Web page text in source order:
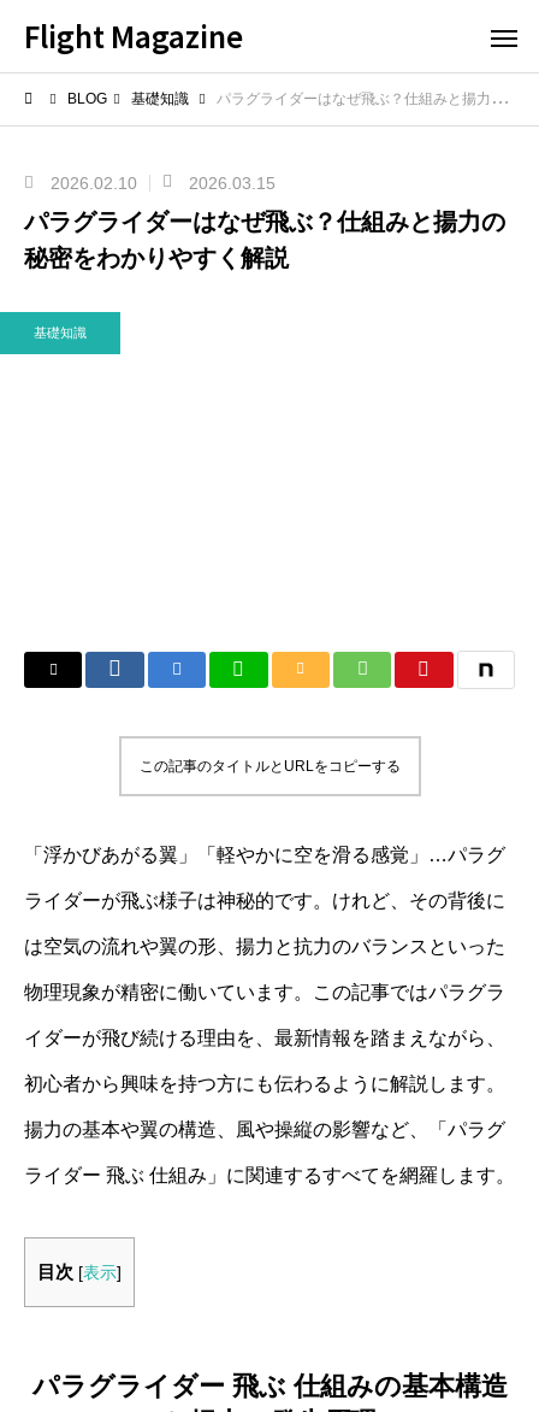
Flight Magazine
BLOG 基礎知識 パラグライダーはなぜ飛ぶ？仕組みと揚力の秘密をわかりやすく解説
2026.02.10 2026.03.15
パラグライダーはなぜ飛ぶ？仕組みと揚力の
秘密をわかりやすく解説
基礎知識
この記事のタイトルとURLをコピーする
「浮かびあがる翼」「軽やかに空を滑る感覚」…パラグ
ライダーが飛ぶ様子は神秘的です。けれど、その背後に
は空気の流れや翼の形、揚力と抗力のバランスといった
物理現象が精密に働いています。この記事ではパラグラ
イダーが飛び続ける理由を、最新情報を踏まえながら、
初心者から興味を持つ方にも伝わるように解説します。
揚力の基本や翼の構造、風や操縦の影響など、「パラグ
ライダー 飛ぶ 仕組み」に関連するすべてを網羅します。
目次 [表示]
パラグライダー 飛ぶ 仕組みの基本構造